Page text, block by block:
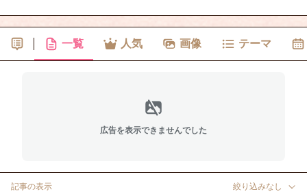
一覧 人気 画像 テーマ
広告を表示できませんでした
記事の表示 絞り込みなし